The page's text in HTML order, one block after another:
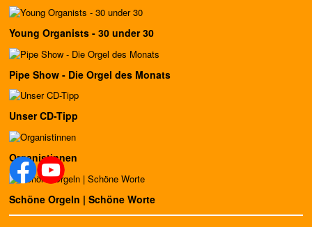
Young Organists - 30 under 30
Pipe Show - Die Orgel des Monats
Unser CD-Tipp
Organistinnen
Schöne Orgeln | Schöne Worte